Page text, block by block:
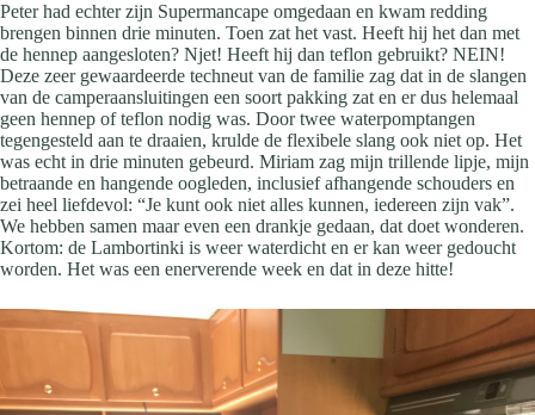
Peter had echter zijn Supermancape omgedaan en kwam redding
brengen binnen drie minuten. Toen zat het vast. Heeft hij het dan met
de hennep aangesloten? Njet! Heeft hij dan teflon gebruikt? NEIN!
Deze zeer gewaardeerde techneut van de familie zag dat in de slangen
van de camperaansluitingen een soort pakking zat en er dus helemaal
geen hennep of teflon nodig was. Door twee waterpomptangen
tegengesteld aan te draaien, krulde de flexibele slang ook niet op. Het
was echt in drie minuten gebeurd. Miriam zag mijn trillende lipje, mijn
betraande en hangende oogleden, inclusief afhangende schouders en
zei heel liefdevol: “Je kunt ook niet alles kunnen, iedereen zijn vak”.
We hebben samen maar even een drankje gedaan, dat doet wonderen.
Kortom: de Lambortinki is weer waterdicht en er kan weer gedoucht
worden. Het was een enerverende week en dat in deze hitte!